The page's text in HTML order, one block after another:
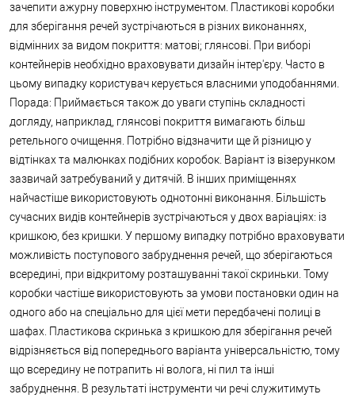
зачепити ажурну поверхню інструментом. Пластикові коробки
для зберігання речей зустрічаються в різних виконаннях,
відмінних за видом покриття: матові; глянсові. При виборі
контейнерів необхідно враховувати дизайн інтер'єру. Часто в
цьому випадку користувач керується власними уподобаннями.
Порада: Приймається також до уваги ступінь складності
догляду, наприклад, глянсові покриття вимагають більш
ретельного очищення. Потрібно відзначити ще й різницю у
відтінках та малюнках подібних коробок. Варіант із візерунком
зазвичай затребуваний у дитячій. В інших приміщеннях
найчастіше використовують однотонні виконання. Більшість
сучасних видів контейнерів зустрічаються у двох варіаціях: із
кришкою, без кришки. У першому випадку потрібно враховувати
можливість поступового забруднення речей, що зберігаються
всередині, при відкритому розташуванні такої скриньки. Тому
коробки частіше використовують за умови постановки один на
одного або на спеціально для цієї мети передбачені полиці в
шафах. Пластикова скринька з кришкою для зберігання речей
відрізняється від попереднього варіанта універсальністю, тому
що всередину не потрапить ні волога, ні пил та інші
забруднення. В результаті інструменти чи речі служитимуть